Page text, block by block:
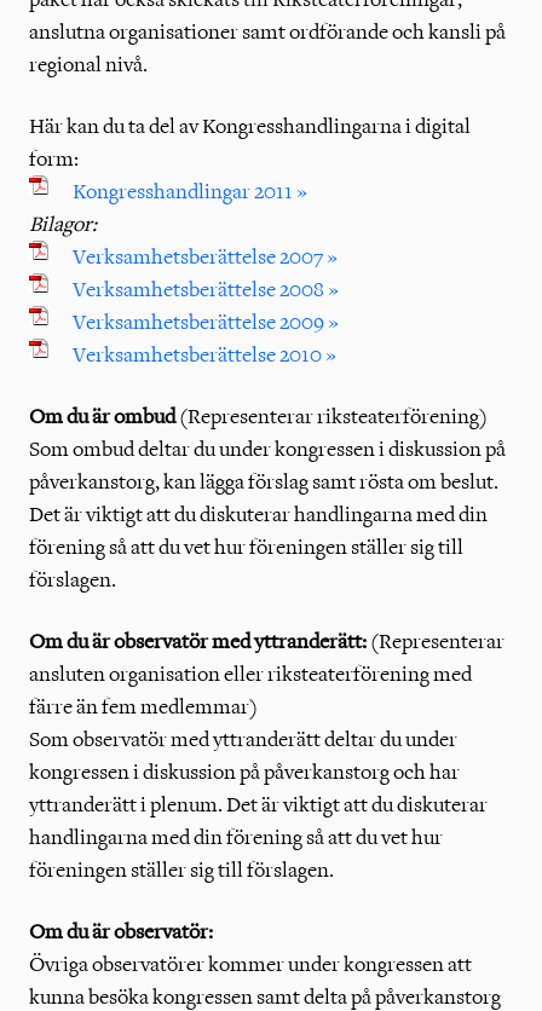
anslutna organisationer samt ordförande och kansli på
regional nivå.
Här kan du ta del av Kongresshandlingarna i digital
form:
Kongresshandlingar 2011 »
Bilagor:
Verksamhetsberättelse 2007 »
Verksamhetsberättelse 2008 »
Verksamhetsberättelse 2009 »
Verksamhetsberättelse 2010 »
Om du är ombud(Representerar riksteaterförening)
Som ombud deltar du under kongressen i diskussion på
påverkanstorg, kan lägga förslag samt rösta om beslut.
Det är viktigt att du diskuterar handlingarna med din
förening så att du vet hur föreningen ställer sig till
förslagen.
Om du är observatör med yttranderätt:(Representerar
ansluten organisation eller riksteaterförening med
färre än fem medlemmar)
Som observatör med yttranderätt deltar du under
kongressen i diskussion på påverkanstorg och har
yttranderätt i plenum. Det är viktigt att du diskuterar
handlingarna med din förening så att du vet hur
föreningen ställer sig till förslagen.
Om du är observatör:
Övriga observatörer kommer under kongressen att
kunna besöka kongressen samt delta på påverkanstorg